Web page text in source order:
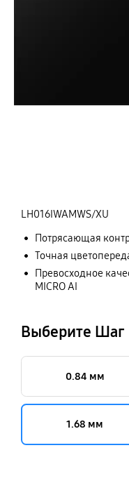
LH016IWAMWS/XU
Потрясающая
Точная
Превосходное
MICRO AI
Выберите Шаг
0.84 мм
1.68 мм